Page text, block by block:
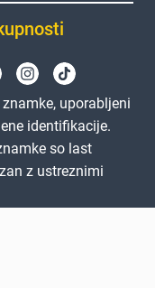
uporabljeni
identifikacije.
so last
z ustreznimi